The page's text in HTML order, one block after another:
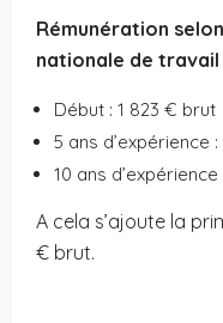
Rémunération
nationale de travail
Début : 1 823 € brut
5 ans d’expérience
10 ans
A cela s’ajoute la
€ brut.